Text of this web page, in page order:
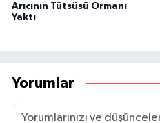
Arıcının Tütsüsü Ormanı
Yaktı
Yorumlar